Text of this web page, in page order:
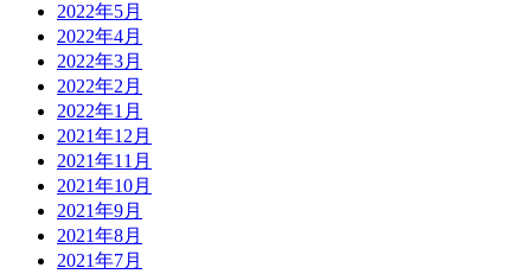
2022年5月
2022年4月
2022年3月
2022年2月
2022年1月
2021年12月
2021年11月
2021年10月
2021年9月
2021年8月
2021年7月